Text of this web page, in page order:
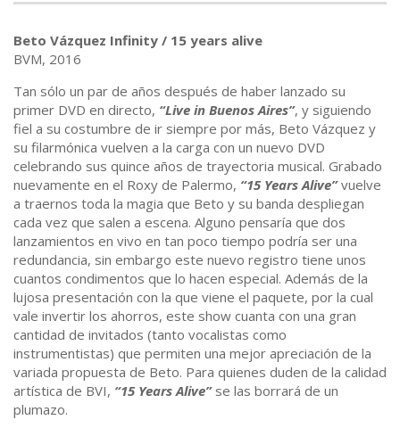
Beto Vázquez Infinity / 15 years alive
BVM, 2016
Tan sólo un par de años después de haber lanzado su
primer DVD en directo, “Live in Buenos Aires”, y siguiendo
fiel a su costumbre de ir siempre por más, Beto Vázquez y
su filarmónica vuelven a la carga con un nuevo DVD
celebrando sus quince años de trayectoria musical. Grabado
nuevamente en el Roxy de Palermo, “15 Years Alive”vuelve
a traernos toda la magia que Beto y su banda despliegan
cada vez que salen a escena. Alguno pensaría que dos
lanzamientos en vivo en tan poco tiempo podría ser una
redundancia, sin embargo este nuevo registro tiene unos
cuantos condimentos que lo hacen especial. Además de la
lujosa presentación con la que viene el paquete, por la cual
vale invertir los ahorros, este show cuanta con una gran
cantidad de invitados (tanto vocalistas como
instrumentistas) que permiten una mejor apreciación de la
variada propuesta de Beto. Para quienes duden de la calidad
artística de BVI, “15 Years Alive”se las borrará de un
plumazo.